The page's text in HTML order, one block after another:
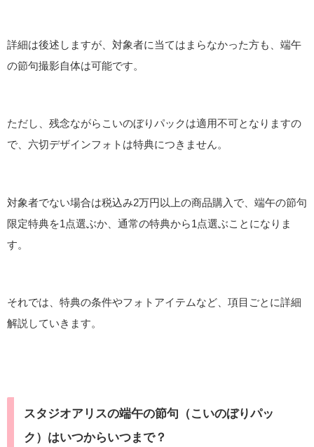
詳細は後述しますが、対象者に当てはまらなかった方も、端午
の節句撮影自体は可能です。
ただし、残念ながらこいのぼりパックは適用不可となりますの
で、六切デザインフォトは特典につきません。
対象者でない場合は税込み2万円以上の商品購入で、端午の節句
限定特典を1点選ぶか、通常の特典から1点選ぶことになりま
す。
それでは、特典の条件やフォトアイテムなど、項目ごとに詳細
解説していきます。
スタジオアリスの端午の節句（こいのぼりパッ
ク）はいつからいつまで？